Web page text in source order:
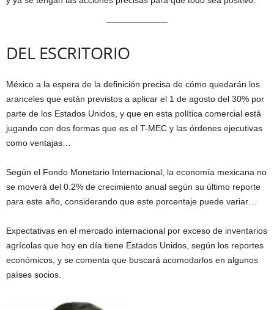
DEL ESCRITORIO
México a la espera de la definición precisa de cómo quedarán los
aranceles que están previstos a aplicar el 1 de agosto del 30% por
parte de los Estados Unidos, y que en esta política comercial está
jugando con dos formas que es el T-MEC y las órdenes ejecutivas
como ventajas…
Según el Fondo Monetario Internacional, la economía mexicana no
se moverá del 0.2% de crecimiento anual según su último reporte
para este año, considerando que este porcentaje puede variar…
Expectativas en el mercado internacional por exceso de inventarios
agrícolas que hoy en día tiene Estados Unidos, según los reportes
económicos, y se comenta que buscará acomodarlos en algunos
países socios.